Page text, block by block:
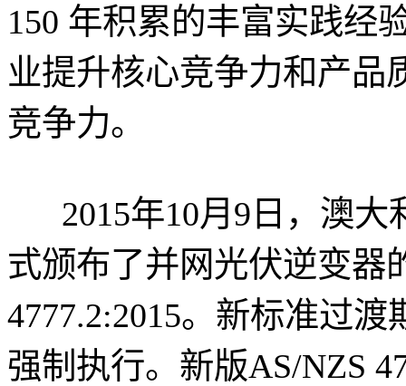
150 年积累的丰富实践经
业提升核心竞争力和产品
竞争力。
2015年10月9日，澳大
式颁布了并网光伏逆变器
4777.2:2015。新标准过
强制执行。新版AS/NZS